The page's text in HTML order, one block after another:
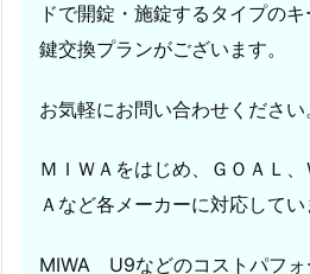
ス
拠
点
1.
1.
市
ドで開錠・施錠するタイプの
鍵交換プランがございます。
お気軽にお問い合わせください
ＭＩＷＡをはじめ、ＧＯＡＬ
Ａなど各メーカーに対応してい
MIWA U9などのコストパフォ